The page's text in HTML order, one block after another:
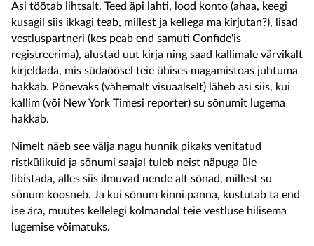
Asi töötab lihtsalt. Teed äpi lahti, lood konto (ahaa, keegi
kusagil siis ikkagi teab, millest ja kellega ma kirjutan?), lisad
vestluspartneri (kes peab end samuti Confide'is
registreerima), alustad uut kirja ning saad kallimale värvikalt
kirjeldada, mis südaöösel teie ühises magamistoas juhtuma
hakkab. Põnevaks (vähemalt visuaalselt) läheb asi siis, kui
kallim (või New York Timesi reporter) su sõnumit lugema
hakkab.
Nimelt näeb see välja nagu hunnik pikaks venitatud
ristkülikuid ja sõnumi saajal tuleb neist näpuga üle
libistada, alles siis ilmuvad nende alt sõnad, millest su
sõnum koosneb. Ja kui sõnum kinni panna, kustutab ta end
ise ära, muutes kellelegi kolmandal teie vestluse hilisema
lugemise võimatuks.